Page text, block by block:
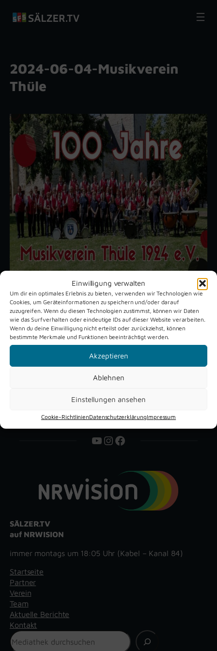
Einwilligung verwalten
Um dir ein optimales Erlebnis zu bieten, verwenden wir Technologien wie
Cookies, um Geräteinformationen zu speichern und/oder darauf
zuzugreifen. Wenn du diesen Technologien zustimmst, können wir Daten
wie das Surfverhalten oder eindeutige IDs auf dieser Website verarbeiten.
Wenn du deine Einwilligung nicht erteilst oder zurückziehst, können
bestimmte Merkmale und Funktionen beeinträchtigt werden.
Akzeptieren
Ablehnen
Einstellungen ansehen
Cookie-RichtlinienDatenschutzerklärungImpressum
2024-06-04-Musikverein
Thüle
Unsere aktuellen Reportagen
Schützenfest
Verne 2026
Dreckburg
YouTube
Instagram
Facebook
SÄLZER.TV
auf NRWISION
immer montags um 18:05 Uhr (Kabel – Kanal 84)
Startseite
Partner
Verein
Team
Aktuelle Berichte
Kontakt
Suchen